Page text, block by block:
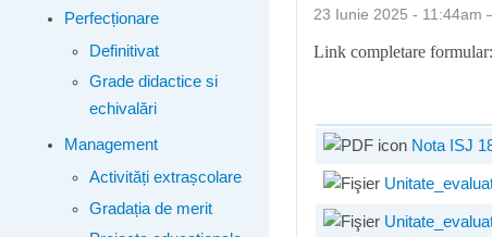
Perfecționare
Definitivat
Grade didactice si
echivalări
Management
Activități extrașcolare
Gradația de merit
23 Iunie 2025 - 11:44am
Link completare formular:
Nota ISJ